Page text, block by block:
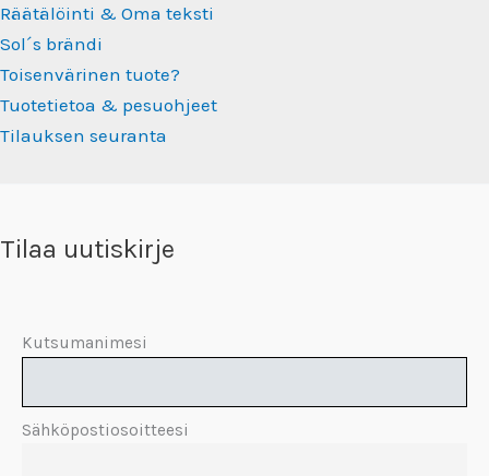
Räätälöinti & Oma teksti
Sol´s brändi
Toisenvärinen tuote?
Tuotetietoa & pesuohjeet
Tilauksen seuranta
Tilaa uutiskirje
Kutsumanimesi
Sähköpostiosoitteesi